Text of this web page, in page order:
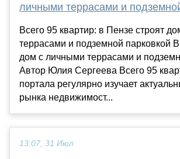
личными террасами и
Всего 95 квартир: в Пензе строят
террасами и подземной парковкой
дом с личными террасами и
Автор Юлия Сергеева Всего 95
портала регулярно изучает
рынка недвижимост...
13:07, 31 Июл